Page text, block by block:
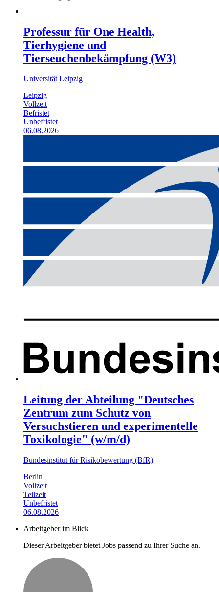
Professur für One Health,
Tierhygiene und
Tierseuchenbekämpfung (W3)
Universität Leipzig
Leipzig
Vollzeit
Befristet
Unbefristet
06.08.2026
Leitung der Abteilung "Deutsches
Zentrum zum Schutz von
Versuchstieren und experimentelle
Toxikologie" (w/m/d)
Bundesinstitut für Risikobewertung (BfR)
Berlin
Vollzeit
Teilzeit
Unbefristet
06.08.2026
Arbeitgeber im Blick
Dieser Arbeitgeber bietet Jobs passend zu Ihrer Suche an.